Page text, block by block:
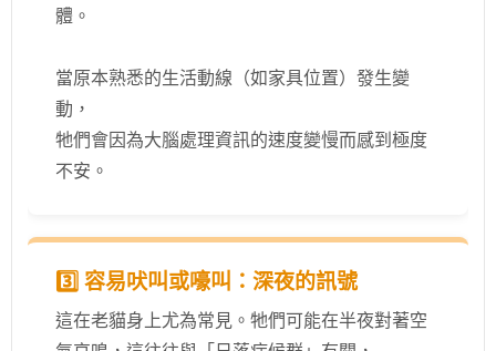
體。
當原本熟悉的生活動線（如家具位置）發生變
動，
牠們會因為大腦處理資訊的速度變慢而感到極度
不安。
3️⃣ 容易吠叫或嚎叫：深夜的訊號
這在老貓身上尤為常見。牠們可能在半夜對著空